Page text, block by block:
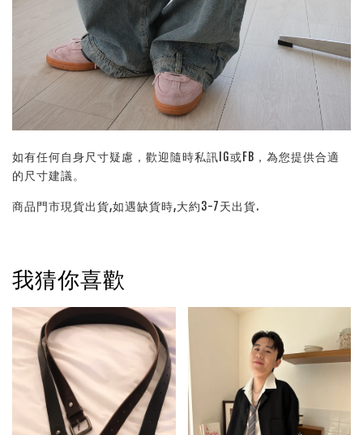
如有任何自身尺寸疑慮，歡迎隨時私訊IG或FB，為您提供合適
的尺寸建議。
商品門市現貨出貨,如遇缺貨時,大約3-7天出貨.
我猜你喜歡